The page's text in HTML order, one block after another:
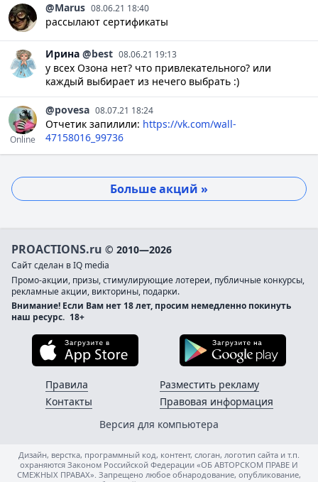
@Marus 08.06.21 18:40
рассылают сертификаты
Ирина @best 08.06.21 19:13
у всех Озона нет? что привлекательного? или
каждый выбирает из нечего выбрать :)
Online
@povesa 08.07.21 18:24
Отчетик запилили: https://vk.com/wall-
47158016_99736
Больше акций »
PROACTIONS.ru © 2010—2026
Сайт сделан в IQ media
Промо-акции, призы, стимулирующие лотереи, публичные конкурсы,
рекламные акции, викторины, подарки.
Внимание! Если Вам нет 18 лет, просим немедленно покинуть
наш ресурс. 18+
Загрузите в App Store
Правила
Контакты
Разместить рекламу
Правовая информация
Версия для компьютера
Дизайн, верстка, программный код, контент, слоган, логотип сайта и т.п.
охраняются Законом Российской Федерации «ОБ АВТОРСКОМ ПРАВЕ И
СМЕЖНЫХ ПРАВАХ». Запрещено любое обнародование, опубликование,